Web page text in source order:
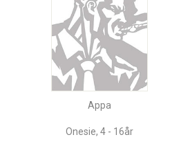
Appa
Onesie, 4 - 16år